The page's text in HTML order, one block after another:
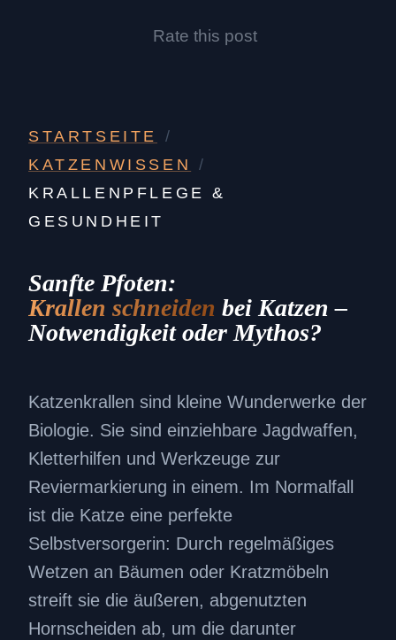
Rate this post
STARTSEITE
/
KATZENWISSEN
/
KRALLENPFLEGE &
GESUNDHEIT
Sanfte Pfoten:
Krallen schneiden bei Katzen –
Notwendigkeit oder Mythos?
Katzenkrallen sind kleine Wunderwerke der
Biologie. Sie sind einziehbare Jagdwaffen,
Kletterhilfen und Werkzeuge zur
Reviermarkierung in einem. Im Normalfall
ist die Katze eine perfekte
Selbstversorgerin: Durch regelmäßiges
Wetzen an Bäumen oder Kratzmöbeln
streift sie die äußeren, abgenutzten
Hornscheiden ab, um die darunter